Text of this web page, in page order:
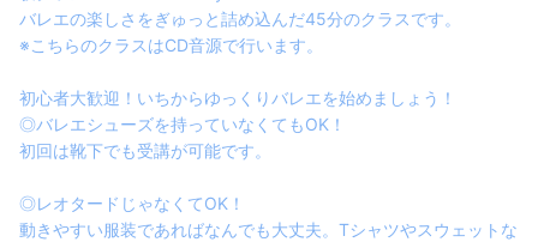
バレエの楽しさをぎゅっと詰め込んだ45分のクラスです。
※こちらのクラスはCD音源で行います。
初心者大歓迎！いちからゆっくりバレエを始めましょう！
◎バレエシューズを持っていなくてもOK！
初回は靴下でも受講が可能です。
◎レオタードじゃなくてOK！
動きやすい服装であればなんでも大丈夫。Tシャツやスウェットな